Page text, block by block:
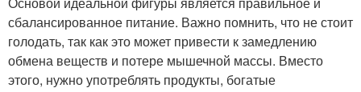
сбалансированное питание. Важно помнить, что не стоит
голодать, так как это может привести к замедлению
обмена веществ и потере мышечной массы. Вместо
этого, нужно употреблять продукты, богатые